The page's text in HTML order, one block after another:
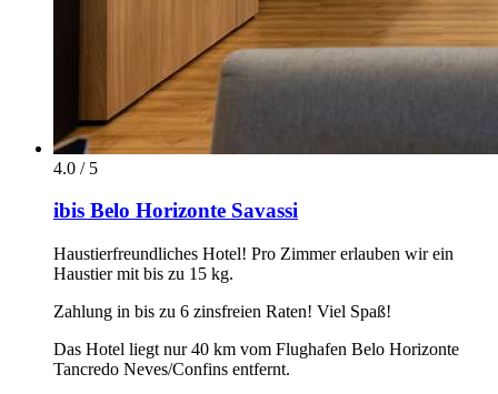
4.0 / 5
ibis Belo Horizonte Savassi
Haustierfreundliches Hotel! Pro Zimmer erlauben wir ein
Haustier mit bis zu 15 kg.
Zahlung in bis zu 6 zinsfreien Raten! Viel Spaß!
Das Hotel liegt nur 40 km vom Flughafen Belo Horizonte
Tancredo Neves/Confins entfernt.